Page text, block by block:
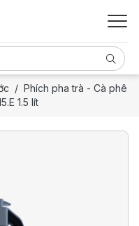
Phích pha trà - Cà phê
1.5 lít